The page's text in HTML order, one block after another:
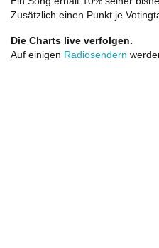
Zusätzlich einen Punkt je
Die Charts live verfolgen.
Auf einigen Radiosendern